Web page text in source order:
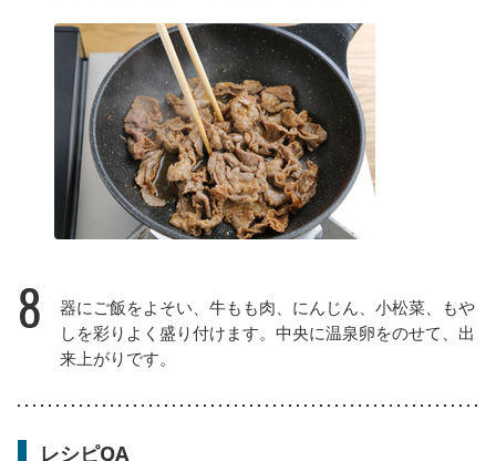
8
器にご飯をよそい、牛もも肉、にんじん、小松菜、もや
しを彩りよく盛り付けます。中央に温泉卵をのせて、出
来上がりです。
レシピQA